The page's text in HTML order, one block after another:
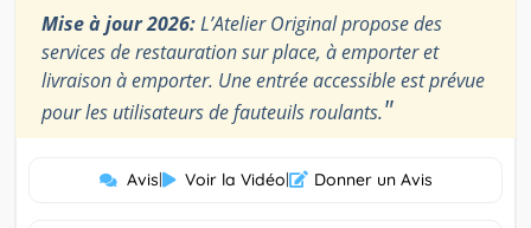
Mise à jour 2026:L’Atelier Original propose des
services de restauration sur place, à emporter et
livraison à emporter. Une entrée accessible est prévue
pour les utilisateurs de fauteuils roulants."
Avis| Voir la Vidéo| Donner un Avis